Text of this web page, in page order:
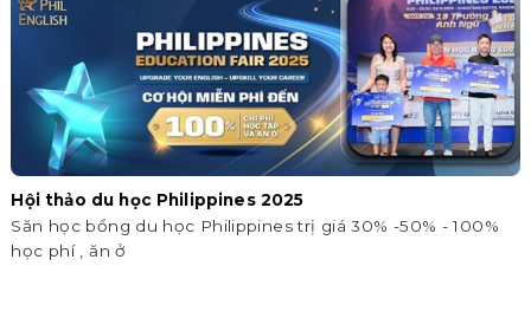
Hội thảo du học Philippines 2025
Săn học bổng du học Philippines trị giá 30% -50% - 100%
học phí , ăn ở